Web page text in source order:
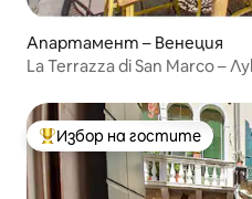
Апартамент – Венеция
La Terrazza di San Marco –
Най-популярен избор на
Избор на гостите